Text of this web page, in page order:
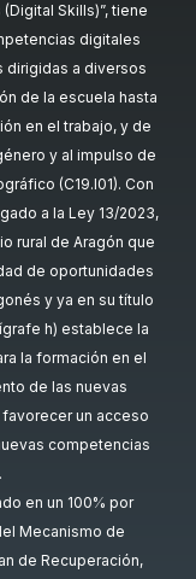
Skills)”, tiene
digitales
dirigidas a diversos
de la escuela hasta
en el trabajo, y de
y al impulso de
(C19.I01). Con
a la Ley 13/2023,
rural de Aragón que
de oportunidades
y ya en su título
h) establece la
la formación en el
de las nuevas
un acceso
competencias
en un 100% por
Mecanismo de
de Recuperación,